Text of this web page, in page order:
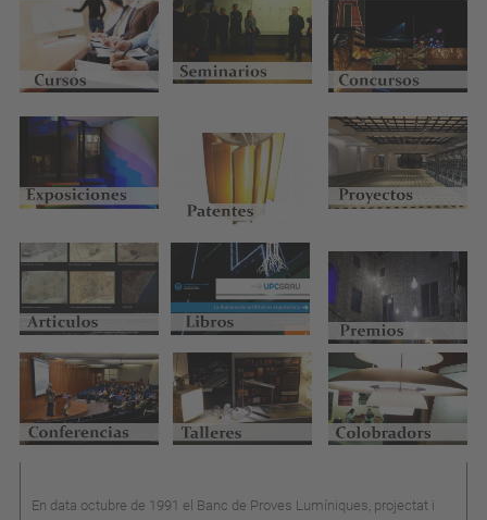
En data octubre de 1991 el Banc de Proves Lumíniques, projectat i